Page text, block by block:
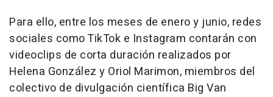
Para ello, entre los meses de enero y junio, redes
sociales como TikTok e Instagram contarán con
videoclips de corta duración realizados por
Helena González y Oriol Marimon, miembros del
colectivo de divulgación científica Big Van